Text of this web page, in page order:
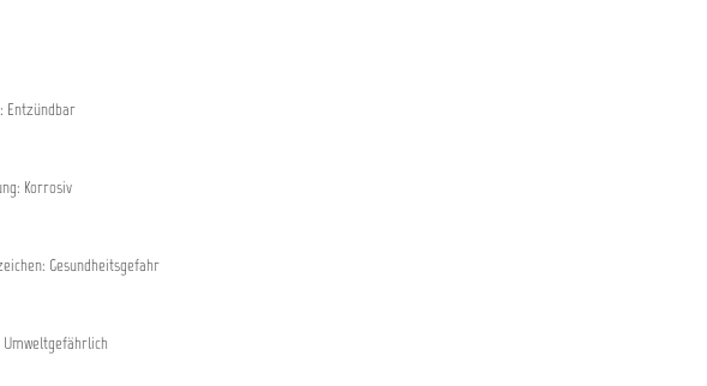
Entzündbar
Korrosiv
Gesundheitsgefahr
Umweltgefährlich